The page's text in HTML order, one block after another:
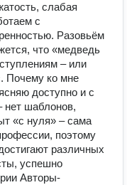
слабая
с
Разовьём
что «медведь
– или
Почему ко мне
доступно и с
шаблонов,
«с нуля» – сама
поэтому
различных
успешно
Авторы-